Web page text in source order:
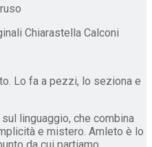
Chiarastella Calconi
Lo fa a pezzi, lo seziona e
linguaggio, che combina
e mistero. Amleto è lo